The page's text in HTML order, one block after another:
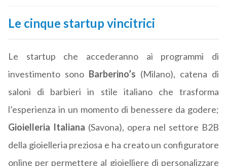
Le cinque startup vincitrici
Le startup che accederanno ai programmi di
investimento sono Barberino’s (Milano), catena di
saloni di barbieri in stile italiano che trasforma
l’esperienza in un momento di benessere da godere;
Gioielleria Italiana (Savona), opera nel settore B2B
della gioielleria preziosa e ha creato un configuratore
online per permettere al gioielliere di personalizzare